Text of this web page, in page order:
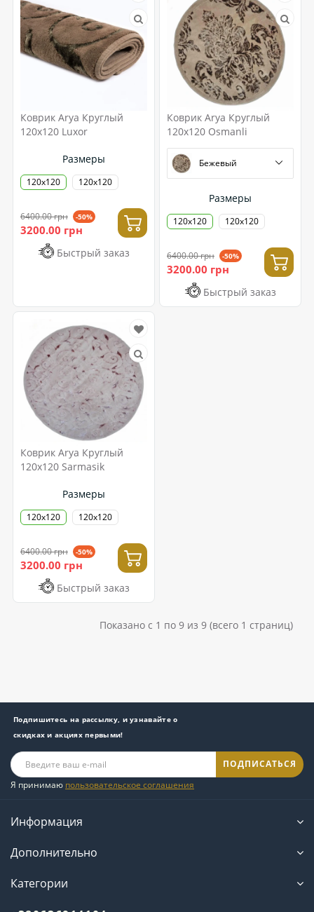
Коврик Arya Круглый
120x120 Luxor
Размеры
120x120 120х120
6400.00 грн -50%
3200.00 грн
Быстрый заказ
Коврик Arya Круглый
120x120 Osmanli
Бежевый
Размеры
120х120 120x120
6400.00 грн -50%
3200.00 грн
Быстрый заказ
Коврик Arya Круглый
120x120 Sarmasik
Размеры
120x120 120х120
6400.00 грн -50%
3200.00 грн
Быстрый заказ
Показано с 1 по 9 из 9 (всего 1 страниц)
Подпишитесь на рассылку, и узнавайте о
скидках и акциях первыми!
ПОДПИСАТЬСЯ
Я принимаю пользовательское соглашения
Информация
Дополнительно
Категории